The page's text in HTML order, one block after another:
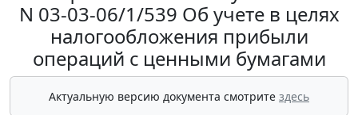
N 03-03-06/1/539 Об учете в целях
налогообложения прибыли
операций с ценными бумагами
Актуальную версию документа смотрите здесь